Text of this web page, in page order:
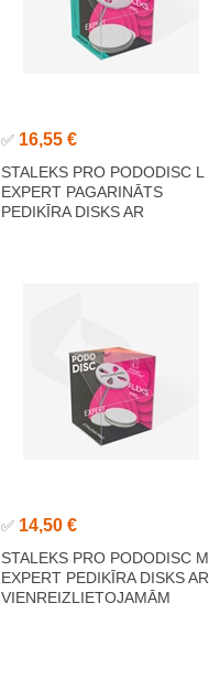
✅ 16,55 €
STALEKS PRO PODODISC L
EXPERT PAGARINĀTS
PEDIKĪRA DISKS AR
✅ 14,50 €
STALEKS PRO PODODISC M
EXPERT PEDIKĪRA DISKS AR
VIENREIZLIETOJAMĀM